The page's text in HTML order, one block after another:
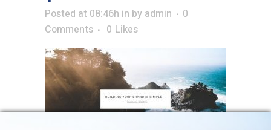
Posted at 08:46h in by admin
0
Comments
0 Likes